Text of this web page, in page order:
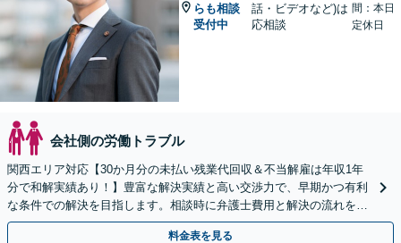
らも相談
受付中
話・ビデオなど)は
応相談
間：本日
定休日
会社側の労働トラブル
関西エリア対応【30か月分の未払い残業代回収＆不当解雇は年収1年
分で和解実績あり！】豊富な解決実績と高い交渉力で、早期かつ有利
な条件での解決を目指します。相談時に弁護士費用と解決の流れを丁
寧に説明いたしますので、安心してお問い合わせ下さい。
料金表を見る